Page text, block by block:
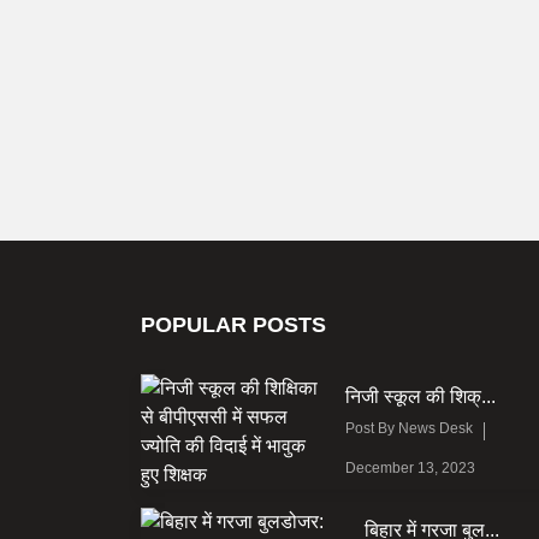
POPULAR POSTS
निजी स्कूल की शिक्...
Post By News Desk
December 13, 2023
बिहार में गरजा बुल...